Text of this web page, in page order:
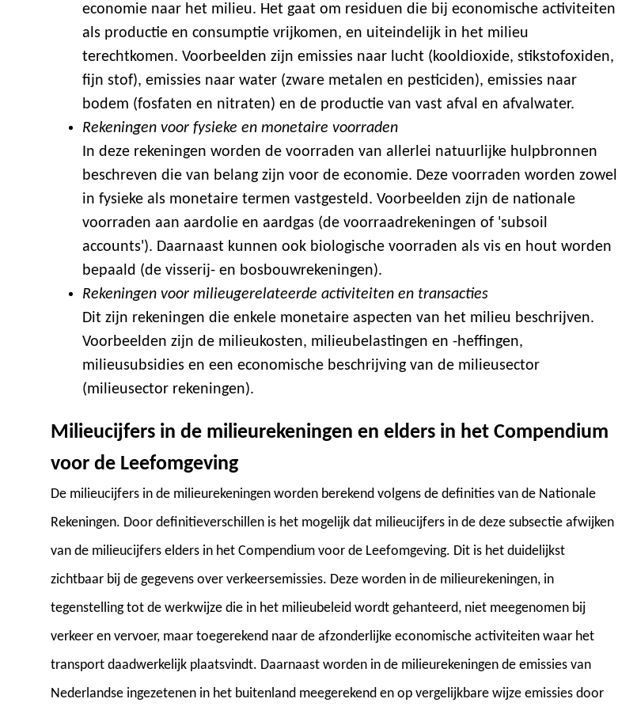
economie naar het milieu. Het gaat om residuen die bij economische activiteiten
als productie en consumptie vrijkomen, en uiteindelijk in het milieu
terechtkomen. Voorbeelden zijn emissies naar lucht (kooldioxide, stikstofoxiden,
fijn stof), emissies naar water (zware metalen en pesticiden), emissies naar
bodem (fosfaten en nitraten) en de productie van vast afval en afvalwater.
Rekeningen voor fysieke en monetaire voorraden
In deze rekeningen worden de voorraden van allerlei natuurlijke hulpbronnen
beschreven die van belang zijn voor de economie. Deze voorraden worden zowel
in fysieke als monetaire termen vastgesteld. Voorbeelden zijn de nationale
voorraden aan aardolie en aardgas (de voorraadrekeningen of 'subsoil
accounts'). Daarnaast kunnen ook biologische voorraden als vis en hout worden
bepaald (de visserij- en bosbouwrekeningen).
Rekeningen voor milieugerelateerde activiteiten en transacties
Dit zijn rekeningen die enkele monetaire aspecten van het milieu beschrijven.
Voorbeelden zijn de milieukosten, milieubelastingen en -heffingen,
milieusubsidies en een economische beschrijving van de milieusector
(milieusector rekeningen).
Milieucijfers in de milieurekeningen en elders in het Compendium
voor de Leefomgeving
De milieucijfers in de milieurekeningen worden berekend volgens de definities van de Nationale
Rekeningen. Door definitieverschillen is het mogelijk dat milieucijfers in de deze subsectie afwijken
van de milieucijfers elders in het Compendium voor de Leefomgeving. Dit is het duidelijkst
zichtbaar bij de gegevens over verkeersemissies. Deze worden in de milieurekeningen, in
tegenstelling tot de werkwijze die in het milieubeleid wordt gehanteerd, niet meegenomen bij
verkeer en vervoer, maar toegerekend naar de afzonderlijke economische activiteiten waar het
transport daadwerkelijk plaatsvindt. Daarnaast worden in de milieurekeningen de emissies van
Nederlandse ingezetenen in het buitenland meegerekend en op vergelijkbare wijze emissies door